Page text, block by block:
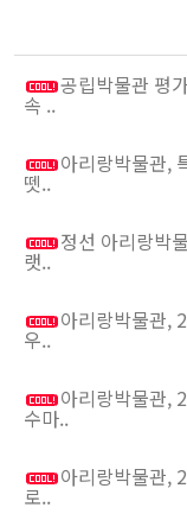
공립박물관 평
속 ..
아리랑박물관,
뗏..
정선 아리랑박
랫..
아리랑박물관,
우..
아리랑박물관,
수마..
아리랑박물관,
로..